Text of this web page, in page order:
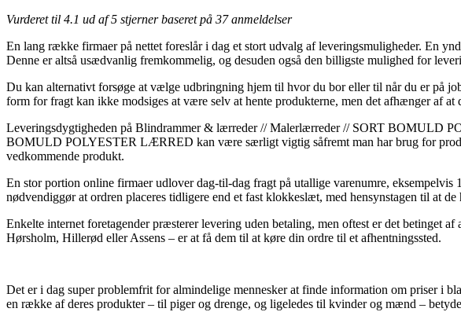
Vurderet til 4.1 ud af 5 stjerner baseret på 37anmeldelser
En lang række firmaer på nettet foreslår i dag et stort udvalg af leveringsmuligheder. En
Denne er altså usædvanlig fremkommelig, og desuden også den billigste mulighed for
Du kan alternativt forsøge at vælge udbringning hjem til hvor du bor eller til når du er på
form for fragt kan ikke modsiges at være selv at hente produkterne, men det afhænger af at
Leveringsdygtigheden på Blindrammer & lærreder // Malerlærreder // SORT
BOMULD POLYESTER LÆRRED kan være særligt vigtig såfremt man har brug for
vedkommende produkt.
En stor portion online firmaer udlover dag-til-dag fragt på utallige varenumre,
nødvendiggør at ordren placeres tidligere end et fast klokkeslæt, med hensynstagen til at
Enkelte internet foretagender præsterer levering uden betaling, men oftest er det betinget
Hørsholm, Hillerød eller Assens – er at få dem til at køre din ordre til et afhentningssted.
Det er i dag super problemfrit for almindelige mennesker at finde information om priser i
en række af deres produkter – til piger og drenge, og ligeledes til kvinder og mænd –